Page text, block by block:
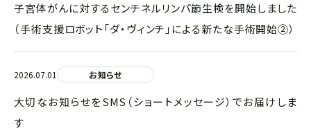
子宮体がんに対するセンチネルリンパ節生検を開始しました
（手術支援ロボット「ダ・ヴィンチ」による新たな手術開始②）
2026.07.01 お知らせ
大切なお知らせをSMS（ショートメッセージ）でお届けしま
す